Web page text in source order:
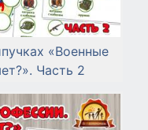
«Военные
Часть 2